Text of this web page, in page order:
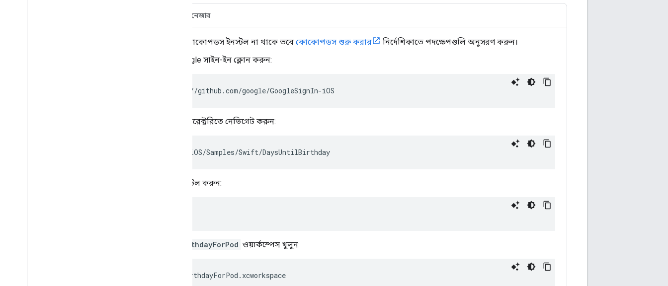
সুইফট প্যাকেজ ম্যানেজার
আপনার যদি ইতিমধ্যেই কোকোপডস ইনস্টল না থাকে তবে কোকোপডস শুরু করার
নির্দেশিকাতে পদক্ষেপগুলি অনুসরণ করুন।
iOS সংগ্রহস্থলের জন্য Google সাইন-ইন ক্লোন করুন:
git clone https://github.com/google/GoogleSignIn-iOS
ডিরেক্টরিতে নেভিগেট করুন:
cd GoogleSignIn-iOS/Samples/Swift/DaysUntilBirthday
কোকোপডস নির্ভরতা ইনস্টল করুন:
DaysUntilBirthdayForPod ওয়ার্কস্পেস খুলুন:
open DaysUntilBirthdayForPod.xcworkspace